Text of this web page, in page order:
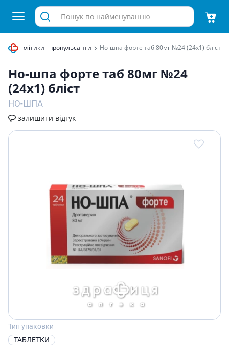
Спазмолітики і пропульсанти Но-шпа форте таб 80мг №24 (24х1) блiст
Но-шпа форте таб 80мг №24
(24х1) блiст
НО-ШПА
залишити відгук
Тип упаковки
ТАБЛЕТКИ